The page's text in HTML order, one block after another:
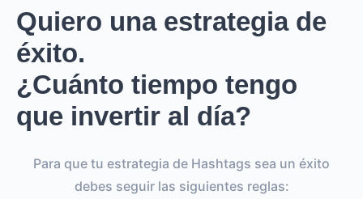
Quiero una estrategia de
éxito.
¿Cuánto tiempo tengo
que invertir al día?
Para que tu estrategia de Hashtags sea un éxito
debes seguir las siguientes reglas: